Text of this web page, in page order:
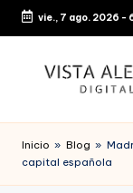
Saltar
contenido
vie., 7 ago. 2026 -
Inicio » Blog »
capital española